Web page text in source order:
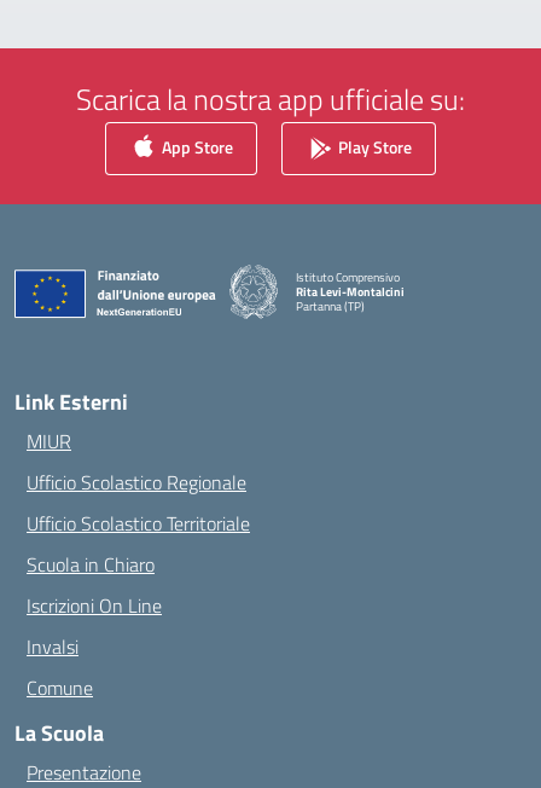
Scarica la nostra app ufficiale su:
App Store Play Store
Istituto Comprensivo
Rita Levi-Montalcini
Partanna (TP)
Link Esterni
MIUR
Ufficio Scolastico Regionale
Ufficio Scolastico Territoriale
Scuola in Chiaro
Iscrizioni On Line
Invalsi
Comune
La Scuola
Presentazione